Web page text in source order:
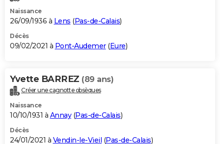
Naissance
26/09/1936 à Lens (Pas-de-Calais)
Décès
09/02/2021 à Pont-Audemer(Eure)
Yvette BARREZ (89 ans)
Créer une cagnotte obsèques
Naissance
10/10/1931 à Annay(Pas-de-Calais)
Décès
24/01/2021 à Vendin-le-Vieil (Pas-de-Calais)